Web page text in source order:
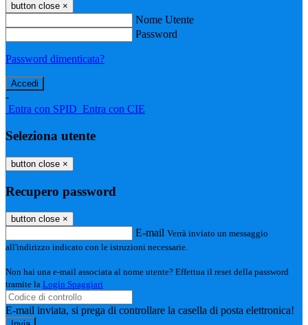
button close ×
Nome Utente
Password
Password dimenticata?
-
Entra con SPID Entra con CIE
Seleziona utente
button close ×
Recupero password
button close ×
E-mail Verrà inviato un messaggio
all'indirizzo indicato con le istruzioni necessarie.
Non hai una e-mail associata al nome utente? Effettua il reset della password
tramite la Login Spaggiari
E-mail inviata, si prega di controllare la casella di posta elettronica!